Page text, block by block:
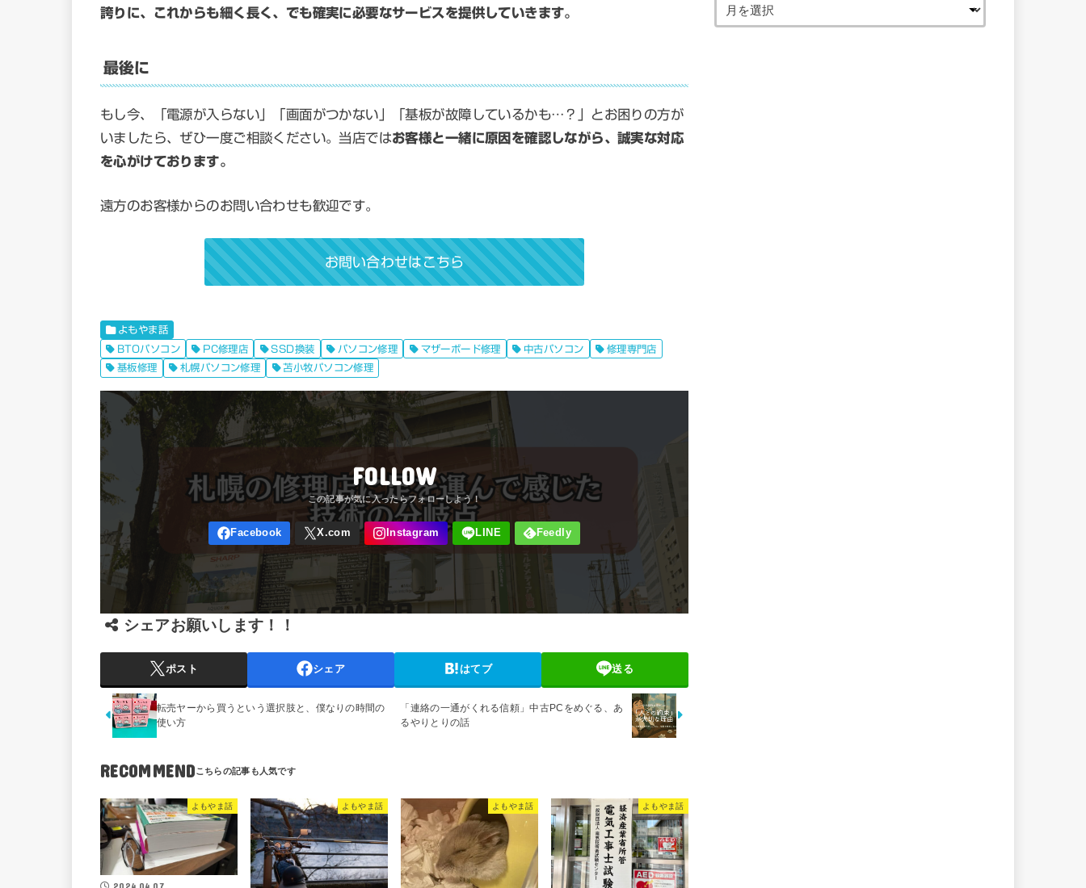
誇りに、これからも細く長く、でも確実に必要なサービスを提供していきます。
最後に
もし今、「電源が入らない」「画面がつかない」「基板が故障しているかも…？」とお困りの方が
いましたら、ぜひ一度ご相談ください。当店ではお客様と一緒に原因を確認しながら、誠実な対応
を心がけております。
遠方のお客様からのお問い合わせも歓迎です。
お問い合わせはこちら
よもやま話
BTOパソコン
PC修理店 SSD換装 パソコン修理 マザーボード修理 中古パソコン
修理専門店
基板修理
札幌パソコン修理 苫小牧パソコン修理
FOLLOW
シェアお願いします！！
ポスト シェア はてブ 送る
「連絡の一通がくれる信頼」中古PCをめぐる、あ
るやりとりの話
転売ヤーから買うという選択肢と、僕なりの時間の
使い方
RECOMMEND
よもやま話 よもやま話 よもやま話 よもやま話